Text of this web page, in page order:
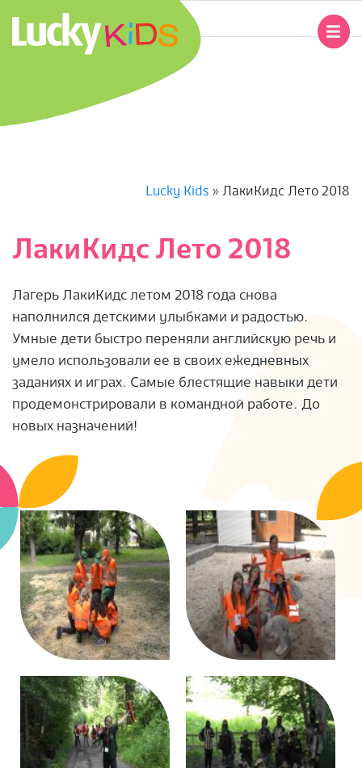
содержимому
U
Y
I
D
S
Главное
навигационное
Lucky Kids » ЛакиКидс Лето 2018
ЛакиКидс Лето 2018
Лагерь ЛакиКидс летом 2018 года снова
наполнился детскими улыбками и радостью.
Умные дети быстро переняли английскую речь и
умело использовали ее в своих ежедневных
заданиях и играх. Самые блестящие навыки дети
продемонстрировали в командной работе. До
новых назначений!